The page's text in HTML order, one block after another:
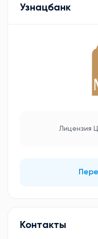
Узнацбанк
Лицензия
Контакты